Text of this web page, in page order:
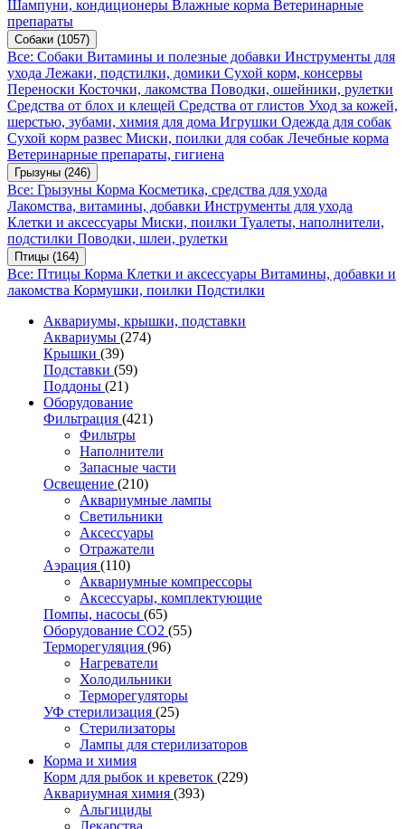
Шампуни, кондиционеры Влажные корма Ветеринарные
препараты
Собаки (1057)
Все: Собаки Витамины и полезные добавки Инструменты для
ухода Лежаки, подстилки, домики Сухой корм, консервы
Переноски Косточки, лакомства Поводки, ошейники, рулетки
Средства от блох и клещей Средства от глистов Уход за кожей,
шерстью, зубами, химия для дома Игрушки Одежда для собак
Сухой корм развес Миски, поилки для собак Лечебные корма
Ветеринарные препараты, гигиена
Грызуны (246)
Все: Грызуны Корма Косметика, средства для ухода
Лакомства, витамины, добавки Инструменты для ухода
Клетки и аксессуары Миски, поилки Туалеты, наполнители,
подстилки Поводки, шлеи, рулетки
Птицы (164)
Все: Птицы Корма Клетки и аксессуары Витамины, добавки и
лакомства Кормушки, поилки Подстилки
Аквариумы, крышки, подставки
Аквариумы (274)
Крышки (39)
Подставки (59)
Поддоны (21)
Оборудование
Фильтрация (421)
Фильтры
Наполнители
Запасные части
Освещение (210)
Аквариумные лампы
Светильники
Аксессуары
Отражатели
Аэрация (110)
Аквариумные компрессоры
Аксессуары, комплектующие
Помпы, насосы (65)
Оборудование CO2 (55)
Терморегуляция (96)
Нагреватели
Холодильники
Терморегуляторы
УФ стерилизация (25)
Стерилизаторы
Лампы для стерилизаторов
Корма и химия
Корм для рыбок и креветок (229)
Аквариумная химия (393)
Альгициды
Лекарства